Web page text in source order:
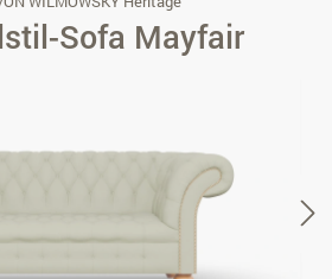
Sofa Mayfair